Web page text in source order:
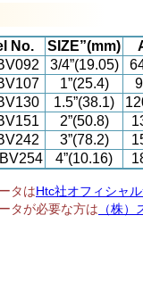
No. SIZE”(mm)
3/4”(19.05)
1”(25.4)
1.5”(38.1)
2”(50.8)
3”(78.2)
4”(10.16)
タはHtc社オフィシャ
タが必要な方は （株